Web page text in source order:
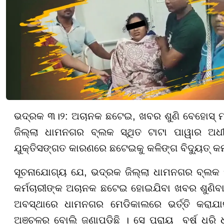
ଭଦ୍ରକ ୩।୨: ଅଚାନକ ଛଟେଇ, ଖବର ଶୁଣି ବେହୋସ୍
ଜିଲ୍ଲା ଧାମନଗର ବ୍ଲକ ସ୍ଥିତ ଟାଟା ପାୱାର
ଯୁକ୍ତିସଙ୍ଗତ କାରଣରେ ଛଟେଇକୁ କଳିଙ୍ଗ ବିଦ୍ୟୁତ୍
ସୂଚନାଯୋଗ୍ୟ ଯେ, ଭଦ୍ରକ ଜିଲ୍ଲା ଧାମନଗର ବ୍ଲକ
କର୍ମଚାରୀଙ୍କ ଅଚାନକ ଛଟେଇ ହୋଇଯିବା ଖବର
ଅବସ୍ଥାରେ ଧାମନଗର ମେଡିକାଲରେ ଭର୍ତ୍ତି
ଅଞ୍ଚଳର ବୋଲି ଜଣାପଡିଛି । ସେ ପ୍ରାୟ ବର୍ଷ ଧରି